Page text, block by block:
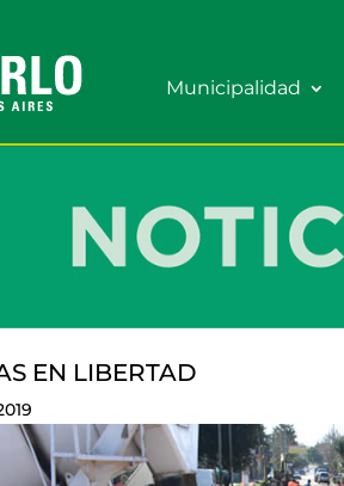
Municipalidad
EN LIBERTAD